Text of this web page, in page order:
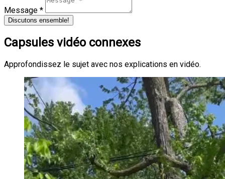
Message *
Discutons ensemble!
Capsules vidéo connexes
Approfondissez le sujet avec nos explications en vidéo.